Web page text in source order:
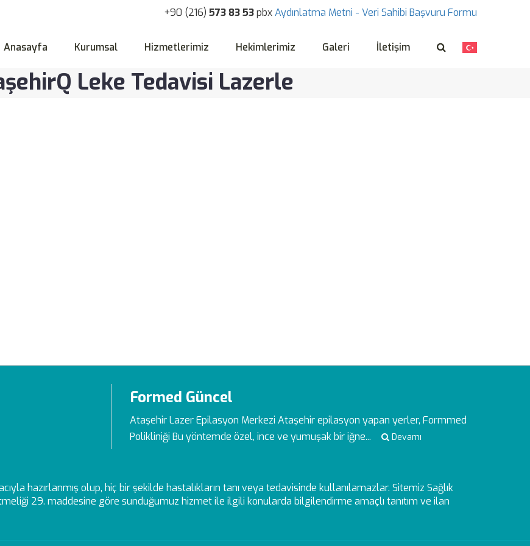
+90 (216) 573 83 53pbxAydınlatma Metni - Veri Sahibi Başvuru Formu
Anasayfa Kurumsal Hizmetlerimiz Hekimlerimiz Galeri İletişim
Leke Tedavisi Lazerle
Formed Güncel
Ataşehir Lazer Epilasyon Merkezi Ataşehir epilasyon yapan yerler, Formmed
Polikliniği Bu yöntemde özel, ince ve yumuşak bir iğne...
Devamı
hazırlanmış olup, hiç bir şekilde hastalıkların tanı veya tedavisinde kullanılamazlar. Sitemiz Sağlık
29. maddesine göre sunduğumuz hizmet ile ilgili konularda bilgilendirme amaçlı tanıtım ve ilan